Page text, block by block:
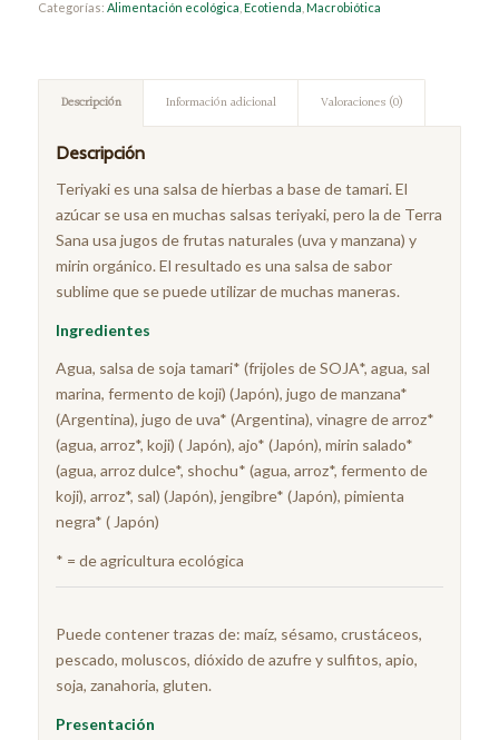
Categorías: Alimentación ecológica Ecotienda Macrobiótica
Descripción Información adicional Valoraciones (0)
Descripción
Teriyaki es una salsa de hierbas a base de tamari. El
azúcar se usa en muchas salsas teriyaki, pero la de Terra
Sana usa jugos de frutas naturales (uva y manzana) y
mirin orgánico. El resultado es una salsa de sabor
sublime que se puede utilizar de muchas maneras.
Ingredientes
Agua, salsa de soja tamari* (frijoles de SOJA*, agua, sal
marina, fermento de koji) (Japón), jugo de manzana*
(Argentina), jugo de uva* (Argentina), vinagre de arroz*
(agua, arroz*, koji) ( Japón), ajo* (Japón), mirin salado*
(agua, arroz dulce*, shochu* (agua, arroz*, fermento de
koji), arroz*, sal) (Japón), jengibre* (Japón), pimienta
negra* ( Japón)
* = de agricultura ecológica
Puede contener trazas de: maíz, sésamo, crustáceos,
pescado, moluscos, dióxido de azufre y sulfitos, apio,
soja, zanahoria, gluten.
Presentación